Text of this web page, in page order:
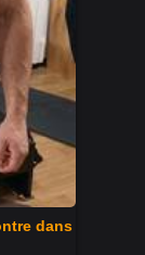
dans